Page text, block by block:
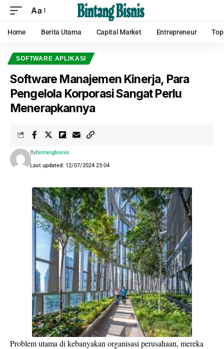
Aa
Home Berita Utama Capital Market Entrepreneur
SOFTWARE APLIKASI
Software Manajemen Kinerja, Para
Pengelola Korporasi Sangat Perlu
Menerapkannya
Last updated: 12/07/2024 23:04
Bybintangbisnis
Problem utama di kebanyakan organisasi perusahaan, mereka